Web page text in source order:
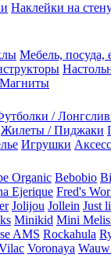
Наклейки на
Мебель, посуда,
Магниты
/
Жилеты / Пиджаки
Игрушки
Organic Bebobio
Ejerique Fred's
Jolijou Jollein Just
Minikid Mini
AMS Rockahula
Voronaya